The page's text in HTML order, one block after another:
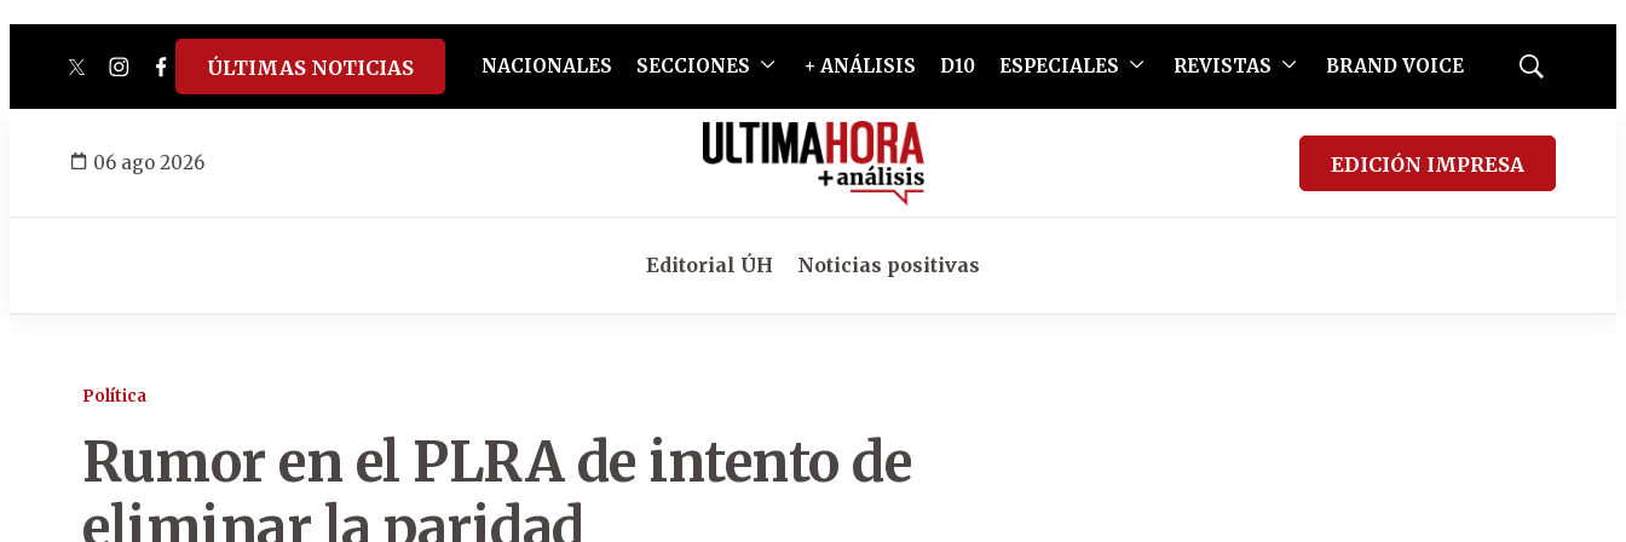
twitterinstagram
facebook
tiktokyoutube
spotify
ÚLTIMAS NOTICIAS NACIONALES SECCIONES + ANÁLISIS D10 ESPECIALES REVISTAS BRAND VOICE
Mostrar
06 ago 2026 EDICIÓN IMPRESA
Editorial ÚH Noticias positivas
Política
Rumor en el PLRA de intento de
eliminar la paridad